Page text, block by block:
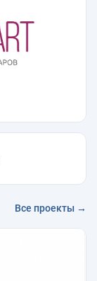
Все проекты →